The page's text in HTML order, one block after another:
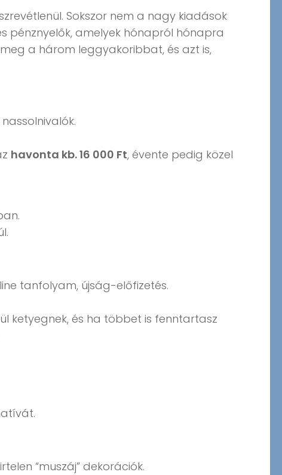
Sokszor nem a nagy kiadások
pénznyelők, amelyek hónapról hónapra
a három leggyakoribbat, és azt is,
havonta kb. 16 000 Ft, évente pedig közel
tanfolyam, újság-előfizetés.
ketyegnek, és ha többet is fenntartasz
“muszáj” dekorációk.